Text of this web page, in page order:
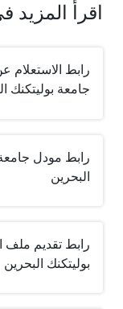
اقرأ المزيد
رابط الاستعلام
جامعة بوليتكنك
رابط مودل
البحرين
رابط تقديم ملف
بوليتكنك البحرين